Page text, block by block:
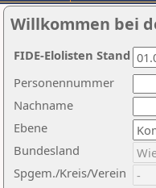
Willkommen bei
Nachname
Ebene
Personennummer
Bundesland
Spgem./Kreis/Verein
FIDE-Elolisten Stand